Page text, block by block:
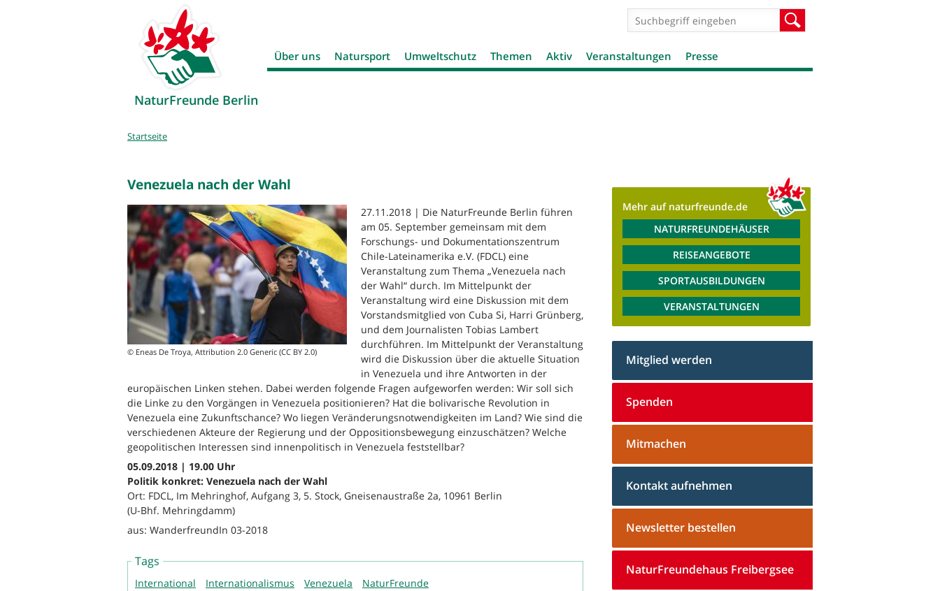
NaturFreunde Berlin
Suchformular
Über uns Natursport Umweltschutz Themen Aktiv Veranstaltungen Presse
Sie
Startseite
Venezuela nach der Wahl
© Eneas De Troya, Attribution 2.0 Generic (CC BY 2.0)
27.11.2018 | Die NaturFreunde Berlin führen
am 05. September gemeinsam mit dem
Forschungs- und Dokumentationszentrum
Chile-Lateinamerika e.V. (FDCL) eine
Veranstaltung zum Thema „Venezuela nach
der Wahl“ durch. Im Mittelpunkt der
Veranstaltung wird eine Diskussion mit dem
Vorstandsmitglied von Cuba Si, Harri Grünberg,
und dem Journalisten Tobias Lambert
durchführen. Im Mittelpunkt der Veranstaltung
wird die Diskussion über die aktuelle Situation
in Venezuela und ihre Antworten in der
europäischen Linken stehen. Dabei werden folgende Fragen aufgeworfen werden: Wir soll sich
die Linke zu den Vorgängen in Venezuela positionieren? Hat die bolivarische Revolution in
Venezuela eine Zukunftschance? Wo liegen Veränderungsnotwendigkeiten im Land? Wie sind die
verschiedenen Akteure der Regierung und der Oppositionsbewegung einzuschätzen? Welche
geopolitischen Interessen sind innenpolitisch in Venezuela feststellbar?
05.09.2018 | 19.00 Uhr
Politik konkret: Venezuela nach der Wahl
Ort: FDCL, Im Mehringhof, Aufgang 3, 5. Stock, Gneisenaustraße 2a, 10961 Berlin
(U-Bhf. Mehringdamm)
aus: WanderfreundIn 03-2018
Tags
International Internationalismus Venezuela NaturFreunde
Mehr auf naturfreunde.de
NATURFREUNDEHÄUSER
REISEANGEBOTE
SPORTAUSBILDUNGEN
VERANSTALTUNGEN
Mitglied werden
Spenden
Mitmachen
Kontakt aufnehmen
Newsletter bestellen
NaturFreundehaus Freibergsee